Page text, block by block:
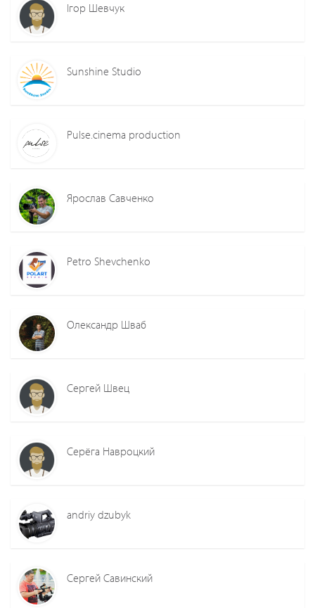
Ігор Шевчук
Sunshine Studio
Pulse.cinema production
Ярослав Савченко
Petro Shevchenko
Олександр Шваб
Сергей Швец
Серёга Навроцкий
andriy dzubyk
Сергей Савинский